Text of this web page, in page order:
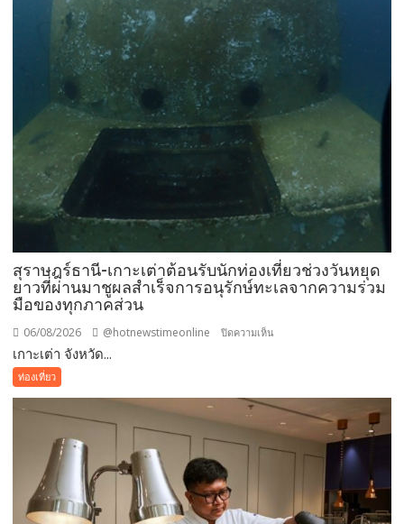
สุราษฎร์ธานี-เกาะเต่าต้อนรับนักท่องเที่ยวช่วงวันหยุด
ยาวที่ผ่านมาชูผลสำเร็จการอนุรักษ์ทะเลจากความร่วม
มือของทุกภาคส่วน
06/08/2026 @hotnewstimeonline ปิดความเห็น
ต้อนรับ
นัก
ท่อง
เกาะเต่า จังหวัด...
ท่องเที่ยว